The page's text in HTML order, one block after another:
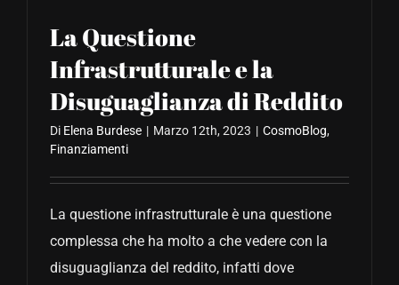
La Questione
Infrastrutturale e la
Disuguaglianza di Reddito
Di Elena Burdese | Marzo 12th, 2023 | CosmoBlog,
Finanziamenti
La questione infrastrutturale è una questione
complessa che ha molto a che vedere con la
disuguaglianza del reddito, infatti dove